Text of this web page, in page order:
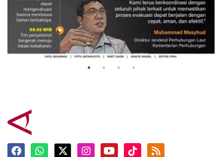
Evakuasi korban kebakaran KM
Mutiara Sentosa 2
3 Agustus 2026